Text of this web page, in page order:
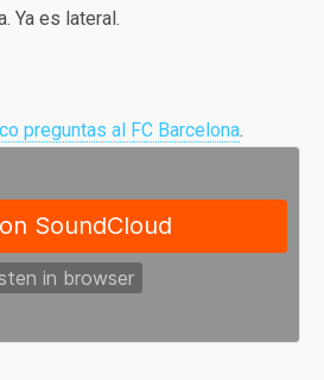
Ya es lateral.
preguntas al FC Barcelona.